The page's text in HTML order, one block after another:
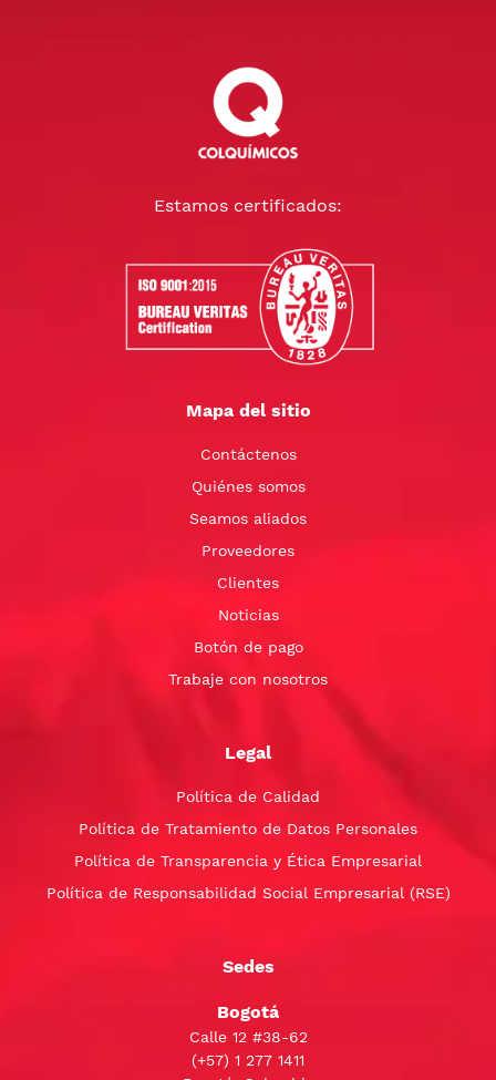
Estamos certificados:
Mapa del sitio
Contáctenos
Quiénes somos
Seamos aliados
Proveedores
Clientes
Noticias
Botón de pago
Trabaje con nosotros
Legal
Política de Calidad
Política de Tratamiento de Datos Personales
Política de Transparencia y Ética Empresarial
Política de Responsabilidad Social Empresarial (RSE)
Sedes
Bogotá
Calle 12 #38-62
(+57) 1 277 1411